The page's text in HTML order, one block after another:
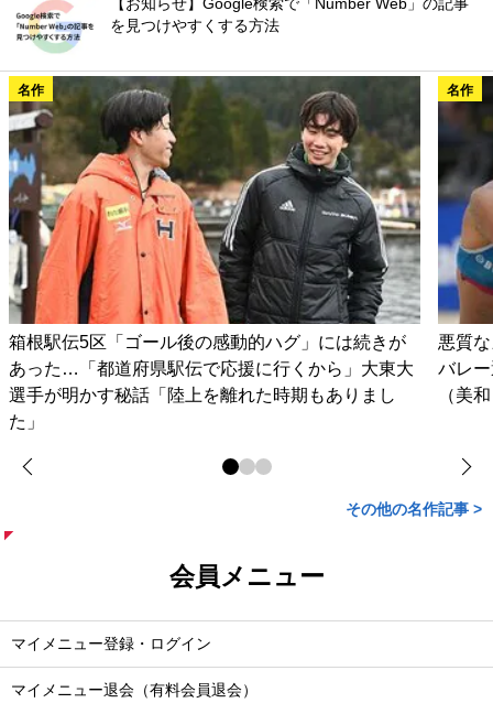
【お知らせ】Google検索で「Number Web」の記事
を見つけやすくする方法
名作
箱根駅伝5区「ゴール後の感動的ハグ」には続きが
あった…「都道府県駅伝で応援に行くから」大東大
選手が明かす秘話「陸上を離れた時期もありまし
た」
名作
悪質
バレ
（美
その他の名作記事 >
会員メニュー
マイメニュー登録・ログイン
マイメニュー退会（有料会員退会）